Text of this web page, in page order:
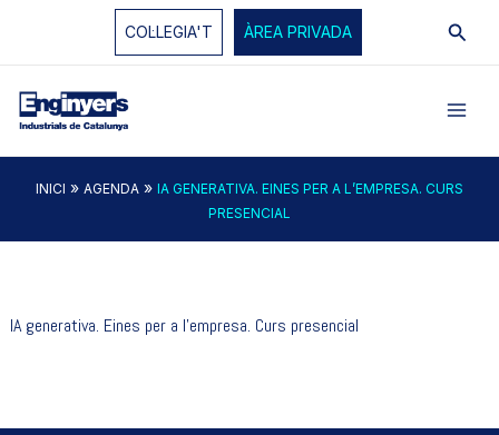
COL·LEGIA'T ÀREA PRIVADA
INICI » AGENDA » IA GENERATIVA. EINES PER A L’EMPRESA. CURS
PRESENCIAL
IA generativa. Eines per a l’empresa. Curs presencial